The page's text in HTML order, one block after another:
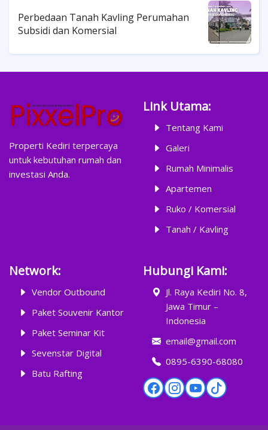
Perbedaan Tanah Kavling Perumahan
Subsidi dan Komersial
Properti Kediri terpercaya
untuk kebutuhan rumah dan
investasi Anda.
Link Utama:
Tentang Kami
Galeri
Rumah Minimalis
Apartemen
Ruko / Komersial
Tanah / Kavling
Network:
Vendor Outbound
Paket Souvenir Kantor
Paket Seminar Kit
Sevenstar Digital
Batu Rafting
Hubungi Kami:
Jl. Raya Kediri No. 8,
Jawa Timur –
Indonesia
email@gmail.com
0895-6390-68080